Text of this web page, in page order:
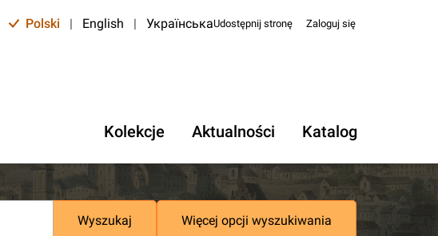
Polski | English | УкраїнськаUdostępnij stronę Zaloguj się
Kolekcje Aktualności Katalog
Wyszukaj Więcej opcji wyszukiwania